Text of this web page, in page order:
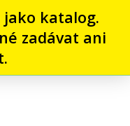
jako katalog.
zadávat ani